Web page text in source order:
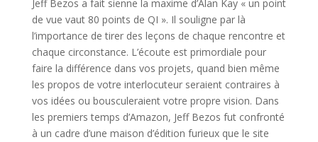
Jeff Bezos a fait sienne la maxime d’Alan Kay « un point
de vue vaut 80 points de QI ». Il souligne par là
l’importance de tirer des leçons de chaque rencontre et
chaque circonstance. L’écoute est primordiale pour
faire la différence dans vos projets, quand bien même
les propos de votre interlocuteur seraient contraires à
vos idées ou bousculeraient votre propre vision. Dans
les premiers temps d’Amazon, Jeff Bezos fut confronté
à un cadre d’une maison d’édition furieux que le site